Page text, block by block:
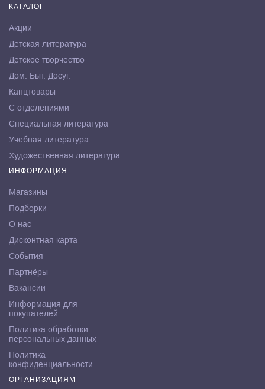
КАТАЛОГ
Акции
Детская литература
Детское творчество
Дом. Быт. Досуг.
Канцтовары
С отделениями
Специальная литература
Учебная литература
Художественная литература
ИНФОРМАЦИЯ
Магазины
Подборки
О нас
Дисконтная карта
События
Партнёры
Вакансии
Информация для
покупателей
Политика обработки
персональных данных
Политика
конфиденциальности
ОРГАНИЗАЦИЯМ